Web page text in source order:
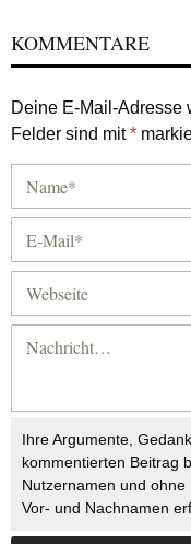
KOMMENTARE
Deine E-Mail-Adresse
Felder sind mit*
Ihre Argumente,
kommentierten Beitrag
Nutzernamen und
Vor- und Nachnamen